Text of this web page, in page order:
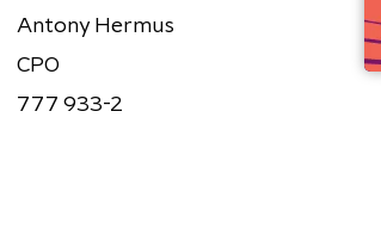
Antony Hermus
CPO
777 933-2